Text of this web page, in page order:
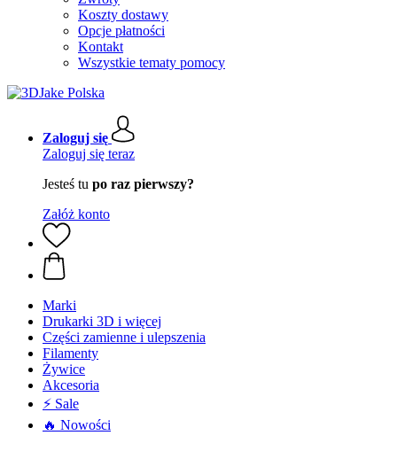
Koszty dostawy
Opcje płatności
Kontakt
Wszystkie tematy pomocy
Zaloguj się
Zaloguj się teraz
Jesteś tu po raz pierwszy?
Załóż konto
Marki
Drukarki 3D i więcej
Części zamienne i ulepszenia
Filamenty
Żywice
Akcesoria
⚡ Sale
🔥 Nowości